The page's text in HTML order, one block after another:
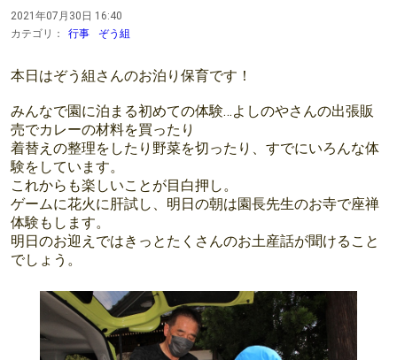
2021年07月30日 16:40
カテゴリ：
行事 ぞう組
本日はぞう組さんのお泊り保育です！
みんなで園に泊まる初めての体験…よしのやさんの出張販
売でカレーの材料を買ったり
着替えの整理をしたり野菜を切ったり、すでにいろんな体
験をしています。
これからも楽しいことが目白押し。
ゲームに花火に肝試し、明日の朝は園長先生のお寺で座禅
体験もします。
明日のお迎えではきっとたくさんのお土産話が聞けること
でしょう。